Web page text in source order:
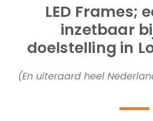
LED Frames;
inzetbaar
doelstelling in
(En uiteraard heel